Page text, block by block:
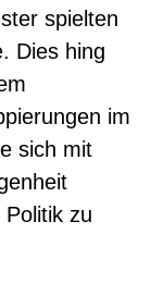
spielten
Dies hing
im
sich mit
zu